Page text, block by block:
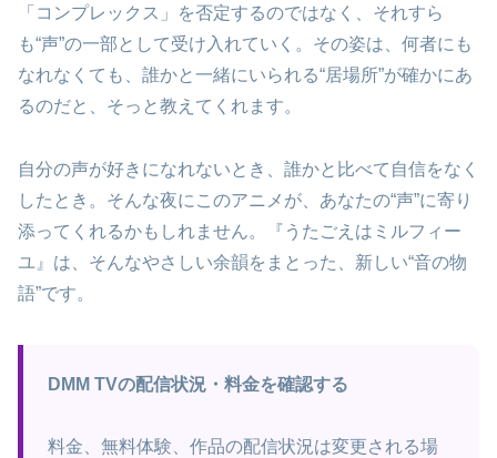
「コンプレックス」を否定するのではなく、それすら
も“声”の一部として受け入れていく。その姿は、何者にも
なれなくても、誰かと一緒にいられる“居場所”が確かにあ
るのだと、そっと教えてくれます。
自分の声が好きになれないとき、誰かと比べて自信をなく
したとき。そんな夜にこのアニメが、あなたの“声”に寄り
添ってくれるかもしれません。『うたごえはミルフィー
ユ』は、そんなやさしい余韻をまとった、新しい“音の物
語”です。
DMM TVの配信状況・料金を確認する
料金、無料体験、作品の配信状況は変更される場